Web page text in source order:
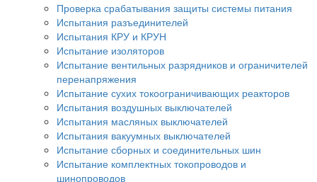
Проверка срабатывания защиты системы питания
Испытания разъединителей
Испытания КРУ и КРУН
Испытание изоляторов
Испытание вентильных разрядников и ограничителей
перенапряжения
Испытание сухих токоограничивающих реакторов
Испытания воздушных выключателей
Испытания масляных выключателей
Испытания вакуумных выключателей
Испытание сборных и соединительных шин
Испытание комплектных токопроводов и
шинопроводов